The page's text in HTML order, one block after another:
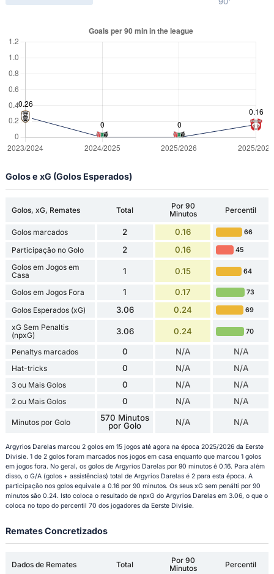
Golos e xG (Golos Esperados)
Golos, xG, Remates Total
Por 90
Minutos
Percentil
Golos marcados 2 0.16 66
Participação no Golo 2 0.16 45
Golos em Jogos em
Casa
1 0.15 64
Golos em Jogos Fora 1 0.17 73
Golos Esperados (xG) 3.06 0.24 69
xG Sem Penaltis
(npxG)
3.06 0.24 70
Penaltys marcados 0 N/A N/A
Hat-tricks 0 N/A N/A
3 ou Mais Golos 0 N/A N/A
2 ou Mais Golos 0 N/A N/A
Minutos por Golo
570 Minutos
por Golo
N/A N/A
Argyrios Darelas marcou 2 golos em 15 jogos até agora na época 2025/2026 da Eerste
Divisie. 1 de 2 golos foram marcados nos jogos em casa enquanto que marcou 1 golos
em jogos fora. No geral, os golos de Argyrios Darelas por 90 minutos é 0.16. Para além
disso, o G/A (golos + assistências) total de Argyrios Darelas é 2 para esta época. A
participação nos golos equivale a 0.16 por 90 minutos. Os seus xG sem penálti por 90
minutos são 0.24. Isto coloca o resultado de npxG do Argyrios Darelas em 3.06, o que o
coloca no topo do percentil 70 dos jogadores da Eerste Divisie.
Remates Concretizados
Dados de Remates Total
Por 90
Minutos
Percentil